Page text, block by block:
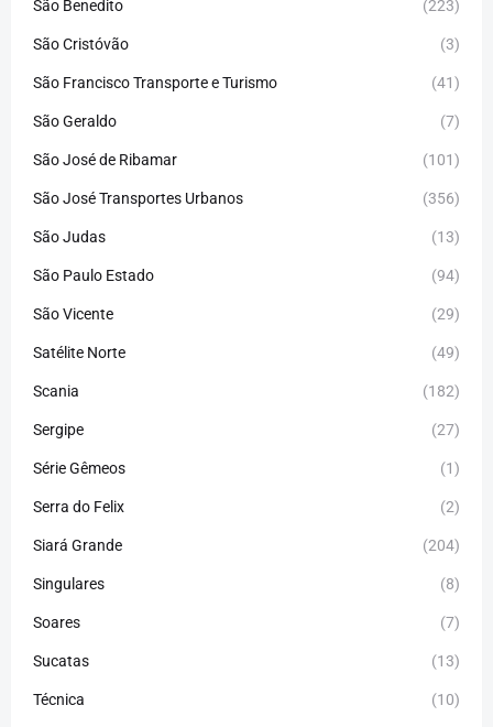
São Benedito (223)
São Cristóvão (3)
São Francisco Transporte e Turismo (41)
São Geraldo (7)
São José de Ribamar (101)
São José Transportes Urbanos (356)
São Judas (13)
São Paulo Estado (94)
São Vicente (29)
Satélite Norte (49)
Scania (182)
Sergipe (27)
Série Gêmeos (1)
Serra do Felix (2)
Siará Grande (204)
Singulares (8)
Soares (7)
Sucatas (13)
Técnica (10)